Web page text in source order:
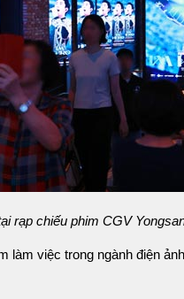
rạp chiếu phim CGV
việc trong ngành điện